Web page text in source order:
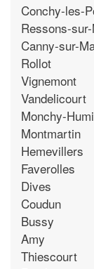
Conchy-les-
Ressons-
Canny-sur-
Rollot
Vignemont
Vandelicourt
Monchy-
Montmartin
Hemevillers
Faverolles
Dives
Coudun
Bussy
Amy
Thiescourt